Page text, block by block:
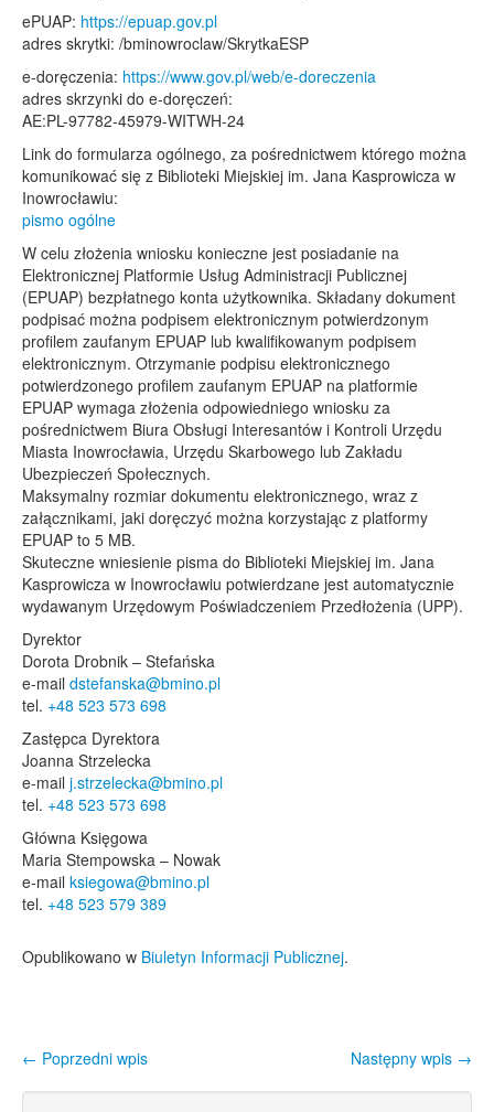
ePUAP: https://epuap.gov.pl
adres skrytki: /bminowroclaw/SkrytkaESP
e-doręczenia: https://www.gov.pl/web/e-doreczenia
adres skrzynki do e-doręczeń:
AE:PL-97782-45979-WITWH-24
Link do formularza ogólnego, za pośrednictwem którego można
komunikować się z Biblioteki Miejskiej im. Jana Kasprowicza w
Inowrocławiu:
pismo ogólne
W celu złożenia wniosku konieczne jest posiadanie na
Elektronicznej Platformie Usług Administracji Publicznej
(EPUAP) bezpłatnego konta użytkownika. Składany dokument
podpisać można podpisem elektronicznym potwierdzonym
profilem zaufanym EPUAP lub kwalifikowanym podpisem
elektronicznym. Otrzymanie podpisu elektronicznego
potwierdzonego profilem zaufanym EPUAP na platformie
EPUAP wymaga złożenia odpowiedniego wniosku za
pośrednictwem Biura Obsługi Interesantów i Kontroli Urzędu
Miasta Inowrocławia, Urzędu Skarbowego lub Zakładu
Ubezpieczeń Społecznych.
Maksymalny rozmiar dokumentu elektronicznego, wraz z
załącznikami, jaki doręczyć można korzystając z platformy
EPUAP to 5 MB.
Skuteczne wniesienie pisma do Biblioteki Miejskiej im. Jana
Kasprowicza w Inowrocławiu potwierdzane jest automatycznie
wydawanym Urzędowym Poświadczeniem Przedłożenia (UPP).
Dyrektor
Dorota Drobnik – Stefańska
e-mail dstefanska@bmino.pl
tel. +48 523 573 698
Zastępca Dyrektora
Joanna Strzelecka
e-mail j.strzelecka@bmino.pl
tel. +48 523 573 698
Główna Księgowa
Maria Stempowska – Nowak
e-mail ksiegowa@bmino.pl
tel. +48 523 579 389
Opublikowano w Biuletyn Informacji Publicznej.
Nawigacja wpisu
Następny wpis →
← Poprzedni wpis